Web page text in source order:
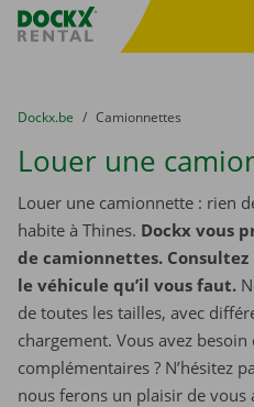
sitename
You are here:
du
Dockx.be to
Camionnettes
Louer une
Louer une camionnette : rien
habite à Thines. Dockx vous
de camionnettes.
le véhicule qu’il vous faut.
de toutes les tailles, avec
chargement. Vous avez
complémentaires ? N’hésitez
nous ferons un plaisir de vous